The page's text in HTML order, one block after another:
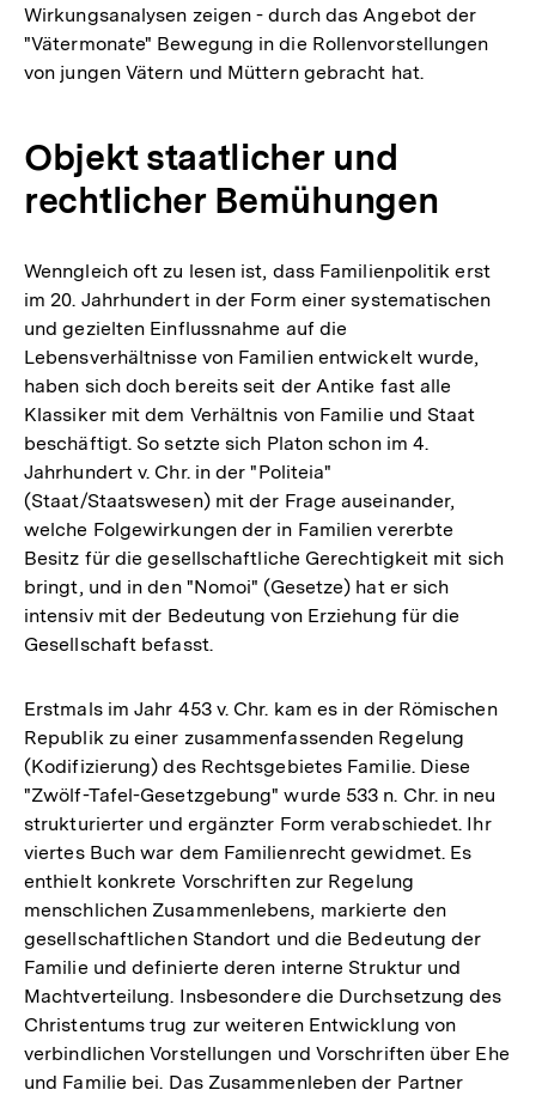
Wirkungsanalysen zeigen - durch das Angebot der
"Vätermonate" Bewegung in die Rollenvorstellungen
von jungen Vätern und Müttern gebracht hat.
Objekt staatlicher und
rechtlicher Bemühungen
Wenngleich oft zu lesen ist, dass Familienpolitik erst
im 20. Jahrhundert in der Form einer systematischen
und gezielten Einflussnahme auf die
Lebensverhältnisse von Familien entwickelt wurde,
haben sich doch bereits seit der Antike fast alle
Klassiker mit dem Verhältnis von Familie und Staat
beschäftigt. So setzte sich Platon schon im 4.
Jahrhundert v. Chr. in der "Politeia"
(Staat/Staatswesen) mit der Frage auseinander,
welche Folgewirkungen der in Familien vererbte
Besitz für die gesellschaftliche Gerechtigkeit mit sich
bringt, und in den "Nomoi" (Gesetze) hat er sich
intensiv mit der Bedeutung von Erziehung für die
Gesellschaft befasst.
Erstmals im Jahr 453 v. Chr. kam es in der Römischen
Republik zu einer zusammenfassenden Regelung
(Kodifizierung) des Rechtsgebietes Familie. Diese
"Zwölf-Tafel-Gesetzgebung" wurde 533 n. Chr. in neu
strukturierter und ergänzter Form verabschiedet. Ihr
viertes Buch war dem Familienrecht gewidmet. Es
enthielt konkrete Vorschriften zur Regelung
menschlichen Zusammenlebens, markierte den
gesellschaftlichen Standort und die Bedeutung der
Familie und definierte deren interne Struktur und
Machtverteilung. Insbesondere die Durchsetzung des
Christentums trug zur weiteren Entwicklung von
verbindlichen Vorstellungen und Vorschriften über Ehe
und Familie bei. Das Zusammenleben der Partner